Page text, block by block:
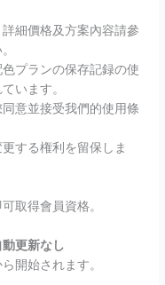
細價格及方案內容請參
プランの保存記録の使
います。
意並接受我們的使用條
する権利を留保しま
取得會員資格。
動更新なし
開始されます。